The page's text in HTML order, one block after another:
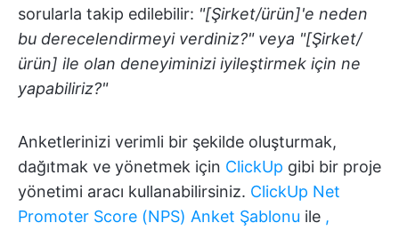
sorularla takip edilebilir: "[Şirket/ürün]'e neden
bu derecelendirmeyi verdiniz?" veya "[Şirket/
ürün] ile olan deneyiminizi iyileştirmek için ne
yapabiliriz?"
Anketlerinizi verimli bir şekilde oluşturmak,
dağıtmak ve yönetmek için ClickUp gibi bir proje
yönetimi aracı kullanabilirsiniz. ClickUp Net
Promoter Score (NPS) Anket Şablonu ile ,